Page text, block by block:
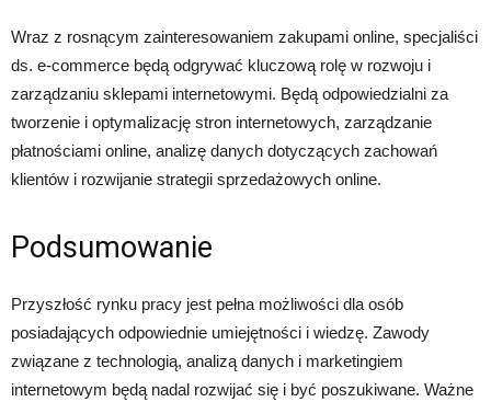
Wraz z rosnącym zainteresowaniem zakupami online, specjaliści
ds. e-commerce będą odgrywać kluczową rolę w rozwoju i
zarządzaniu sklepami internetowymi. Będą odpowiedzialni za
tworzenie i optymalizację stron internetowych, zarządzanie
płatnościami online, analizę danych dotyczących zachowań
klientów i rozwijanie strategii sprzedażowych online.
Podsumowanie
Przyszłość rynku pracy jest pełna możliwości dla osób
posiadających odpowiednie umiejętności i wiedzę. Zawody
związane z technologią, analizą danych i marketingiem
internetowym będą nadal rozwijać się i być poszukiwane. Ważne